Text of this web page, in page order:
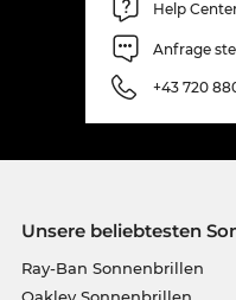
Help
Anfrage
+43 720
Unsere beliebtesten
Ray-Ban Sonnenbrillen